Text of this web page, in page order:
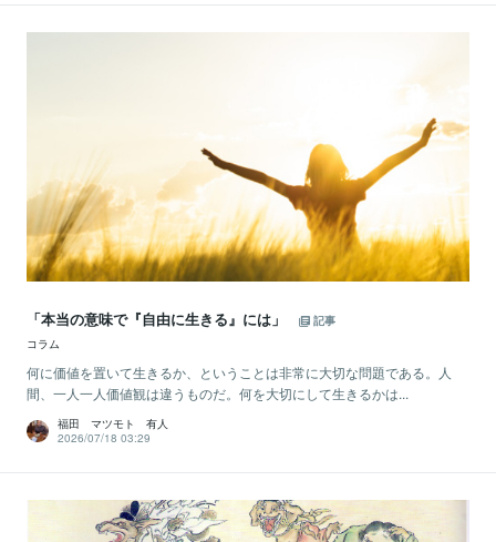
「本当の意味で『自由に生きる』には」
記事
コラム
何に価値を置いて生きるか、ということは非常に大切な問題である。人
間、一人一人価値観は違うものだ。何を大切にして生きるかは...
福田 マツモト 有人
2026/07/18 03:29